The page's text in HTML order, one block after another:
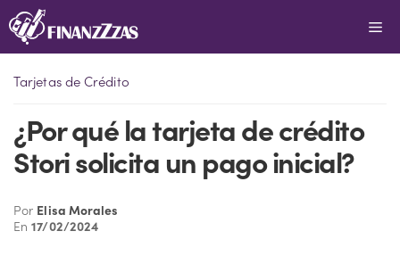
Saltar
al
Tarjetas de Crédito
¿Por qué la tarjeta de crédito
Stori solicita un pago inicial?
Por Elisa Morales
En17/02/2024